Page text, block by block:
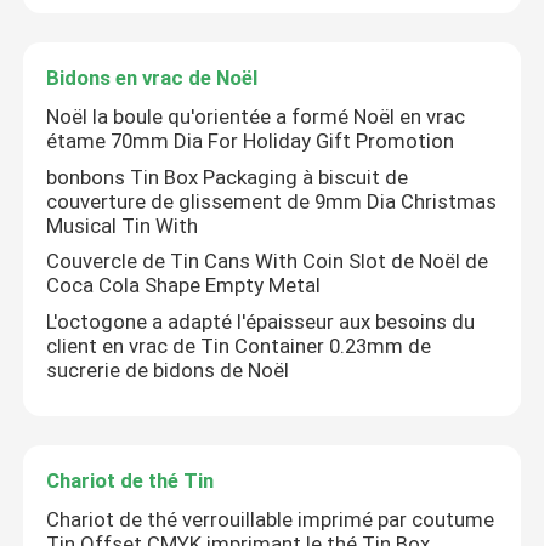
Bidons en vrac de Noël
Noël la boule qu'orientée a formé Noël en vrac
étame 70mm Dia For Holiday Gift Promotion
bonbons Tin Box Packaging à biscuit de
couverture de glissement de 9mm Dia Christmas
Musical Tin With
Couvercle de Tin Cans With Coin Slot de Noël de
Coca Cola Shape Empty Metal
L'octogone a adapté l'épaisseur aux besoins du
client en vrac de Tin Container 0.23mm de
sucrerie de bidons de Noël
Chariot de thé Tin
Chariot de thé verrouillable imprimé par coutume